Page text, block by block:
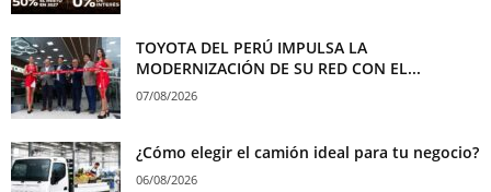
TOYOTA DEL PERÚ IMPULSA LA
MODERNIZACIÓN DE SU RED CON EL...
07/08/2026
¿Cómo elegir el camión ideal para tu negocio?
06/08/2026